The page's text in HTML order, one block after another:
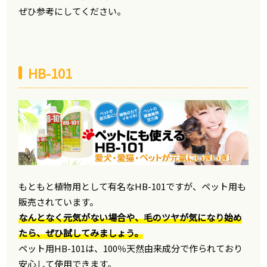
ぜひ参考にしてください。
HB-101
もともと植物用として有名なHB-101ですが、ペット用も
販売されています。
なんとなく元気がない場合や、毛のツヤが気になり始め
たら、ぜひ試してみましょう。
ペット用HB-101は、100％天然由来成分で作られており
安心して使用できます。